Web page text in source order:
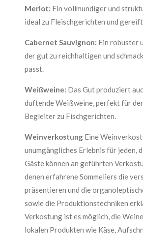
Merlot: Ein vollmundiger und
ideal zu Fleischgerichten und
Cabernet Sauvignon: Ein robuster
der gut zu reichhaltigen und
passt.
Weißweine: Das Gut produziert
duftende Weißweine, perfekt für
Begleiter zu Fischgerichten.
Weinverkostung Eine
unumgängliches Erlebnis für jeden,
Gäste können an geführten
denen erfahrene Sommeliers die
präsentieren und die
sowie die Produktionstechniken
Verkostung ist es möglich, die
lokalen Produkten wie Käse,